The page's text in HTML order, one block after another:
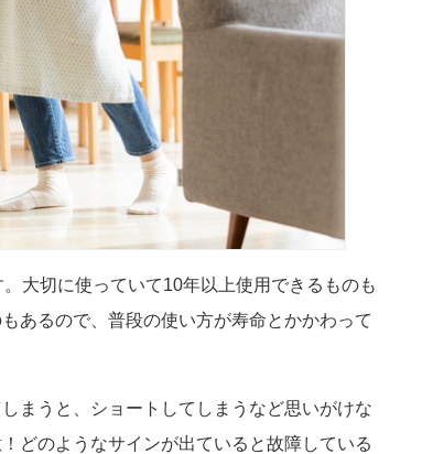
大切に使っていて10年以上使用できるものも
あるので、普段の使い方が寿命とかかわって
まうと、ショートしてしまうなど思いがけな
どのようなサインが出ていると故障している